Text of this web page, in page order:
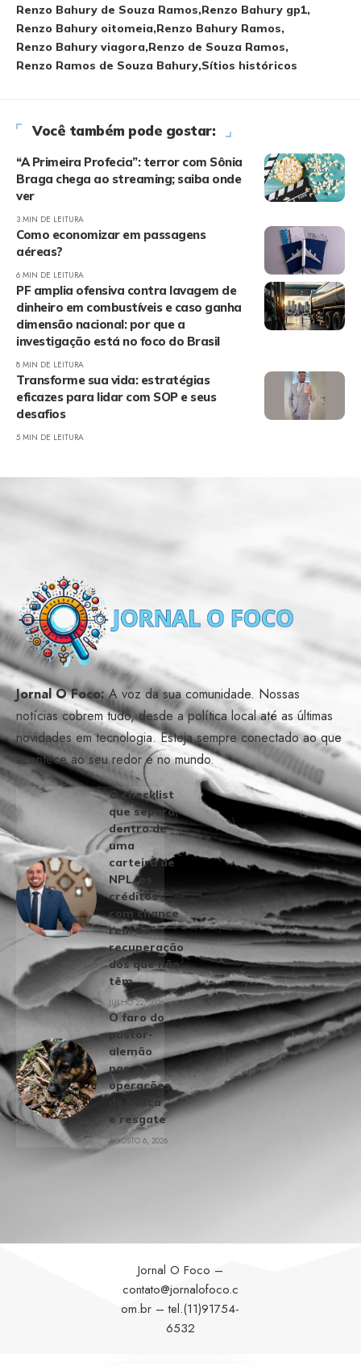
Renzo Bahury de Souza Ramos Renzo Bahury gp1
Renzo Bahury oitomeia Renzo Bahury Ramos
Renzo Bahury viagora Renzo de Souza Ramos
Renzo Ramos de Souza Bahury Sítios históricos
Você também pode gostar:
“A Primeira Profecia”: terror com Sônia
Braga chega ao streaming; saiba onde
ver
3 MIN DE LEITURA
Como economizar em passagens
aéreas?
6 MIN DE LEITURA
PF amplia ofensiva contra lavagem de
dinheiro em combustíveis e caso ganha
dimensão nacional: por que a
investigação está no foco do Brasil
8 MIN DE LEITURA
Transforme sua vida: estratégias
eficazes para lidar com SOP e seus
desafios
5 MIN DE LEITURA
Jornal O Foco:A voz da sua comunidade. Nossas
notícias cobrem tudo, desde a política local até as últimas
novidades em tecnologia. Esteja sempre conectado ao que
acontece ao seu redor e no mundo.
O checklist
que separa,
dentro de
uma
carteira de
NPL, os
créditos
com chance
real de
recuperação
dos que não
têm
JULHO 22, 2026
O faro do
pastor-
alemão
nas
operações
de busca
e resgate
AGOSTO 6, 2026
Jornal O Foco –
contato@jornalofoco.c
om.br – tel.(11)91754-
6532